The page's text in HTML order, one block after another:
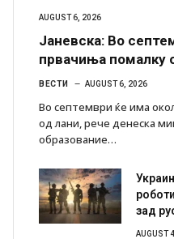
AUGUST 6, 2026
Јаневска: Во
првачиња помалку
ВЕСТИ AUGUST 6, 2026
Во септември ќе има
од лани, рече денеска
образование…
зад
AUGUST